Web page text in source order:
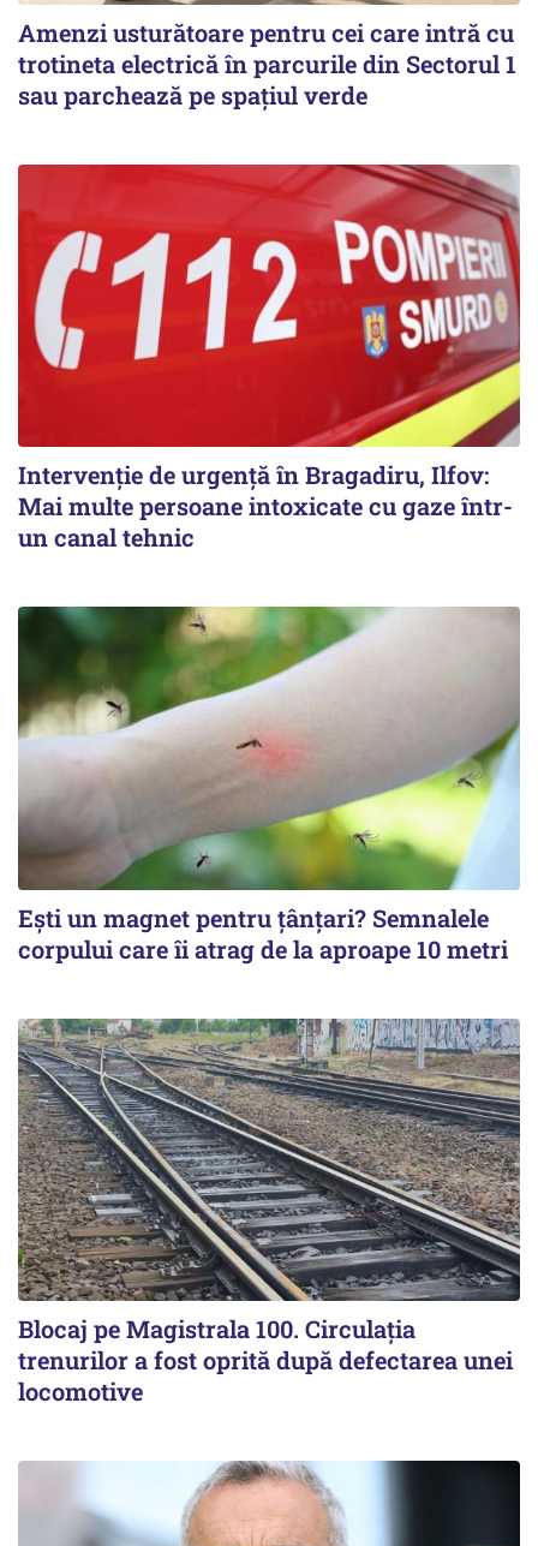
Amenzi usturătoare pentru cei care intră cu
trotineta electrică în parcurile din Sectorul 1
sau parchează pe spațiul verde
Intervenție de urgență în Bragadiru, Ilfov:
Mai multe persoane intoxicate cu gaze într-
un canal tehnic
Ești un magnet pentru țânțari? Semnalele
corpului care îi atrag de la aproape 10 metri
Blocaj pe Magistrala 100. Circulația
trenurilor a fost oprită după defectarea unei
locomotive